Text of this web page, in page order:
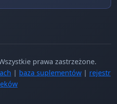
prawa zastrzeżone.
| baza suplementów | rejestr